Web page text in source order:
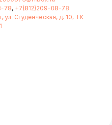
78, +7(812)209-08-78
ул. Студенческая, д. 10, ТК